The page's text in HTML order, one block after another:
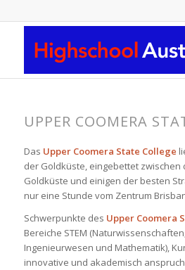
UPPER COOMERA
Das Upper Coomera State College
der Goldküste, eingebettet zwischen
Goldküste und einigen der besten
nur eine Stunde vom Zentrum
Schwerpunkte des Upper Coomera
Bereiche STEM
Ingenieurwesen und Mathematik),
innovative und akademisch